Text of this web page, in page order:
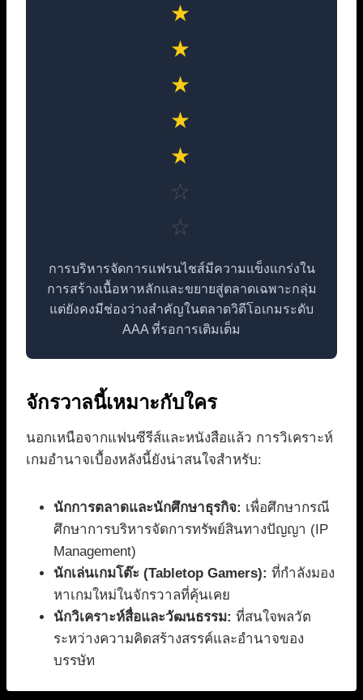
★
★
★
★
★
☆
☆
การบริหารจัดการแฟรนไชส์มีความแข็งแกร่งใน
การสร้างเนื้อหาหลักและขยายสู่ตลาดเฉพาะกลุ่ม
แต่ยังคงมีช่องว่างสำคัญในตลาดวิดีโอเกมระดับ
AAA ที่รอการเติมเต็ม
จักรวาลนี้เหมาะกับใคร
นอกเหนือจากแฟนซีรีส์และหนังสือแล้ว การวิเคราะห์
เกมอำนาจเบื้องหลังนี้ยังน่าสนใจสำหรับ:
นักการตลาดและนักศึกษาธุรกิจ: เพื่อศึกษากรณี
ศึกษาการบริหารจัดการทรัพย์สินทางปัญญา (IP
Management)
นักเล่นเกมโต๊ะ (Tabletop Gamers): ที่กำลังมอง
หาเกมใหม่ในจักรวาลที่คุ้นเคย
นักวิเคราะห์สื่อและวัฒนธรรม: ที่สนใจพลวัต
ระหว่างความคิดสร้างสรรค์และอำนาจของ
บรรษัท